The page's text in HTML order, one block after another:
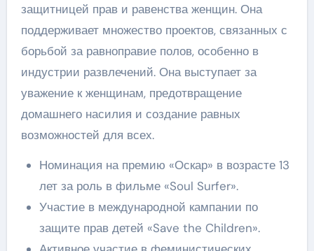
защитницей прав и равенства женщин. Она
поддерживает множество проектов, связанных с
борьбой за равноправие полов, особенно в
индустрии развлечений. Она выступает за
уважение к женщинам, предотвращение
домашнего насилия и создание равных
возможностей для всех.
Номинация на премию «Оскар» в возрасте 13
лет за роль в фильме «Soul Surfer».
Участие в международной кампании по
защите прав детей «Save the Children».